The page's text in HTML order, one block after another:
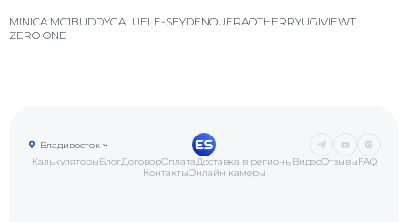
MINICA MC1BUDDYGALUELE-SEYDENOUERAOTHERRYUGIVIEWT
ZERO ONE
КалькуляторыБлогДоговорОплатаДоставка в регионыВидеоОтзывыFAQ
КонтактыОнлайн камеры
Владивосток